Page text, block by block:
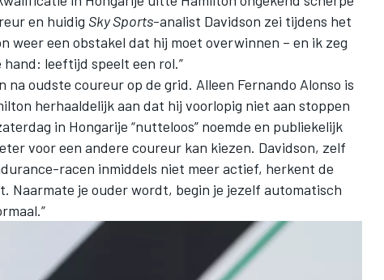
en huidig Sky Sports-analist Davidson zei tijdens het
weer een obstakel dat hij moet overwinnen – en ik zeg
leeftijd speelt een rol.”
na oudste coureur op de grid. Alleen Fernando Alonso is
herhaaldelijk aan dat hij voorlopig niet aan stoppen
in Hongarije “nutteloos” noemde en publiekelijk
voor een andere coureur kan kiezen. Davidson, zelf
racen inmiddels niet meer actief, herkent de
Naarmate je ouder wordt, begin je jezelf automatisch